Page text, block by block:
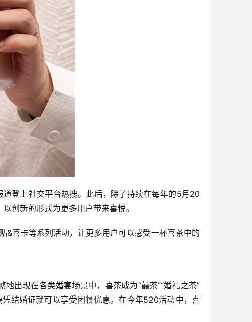
登上社交平台热搜。此后，除了持续在每年的5月20
创新的形式为更多用户带来喜悦。
喜卡等系列活动，让更多用户可以感受一杯喜茶中的
地出现在各类婚宴场景中，喜茶成为“囍茶”“婚礼之茶”
结婚证就可以享受团餐优惠。在今年520活动中，喜